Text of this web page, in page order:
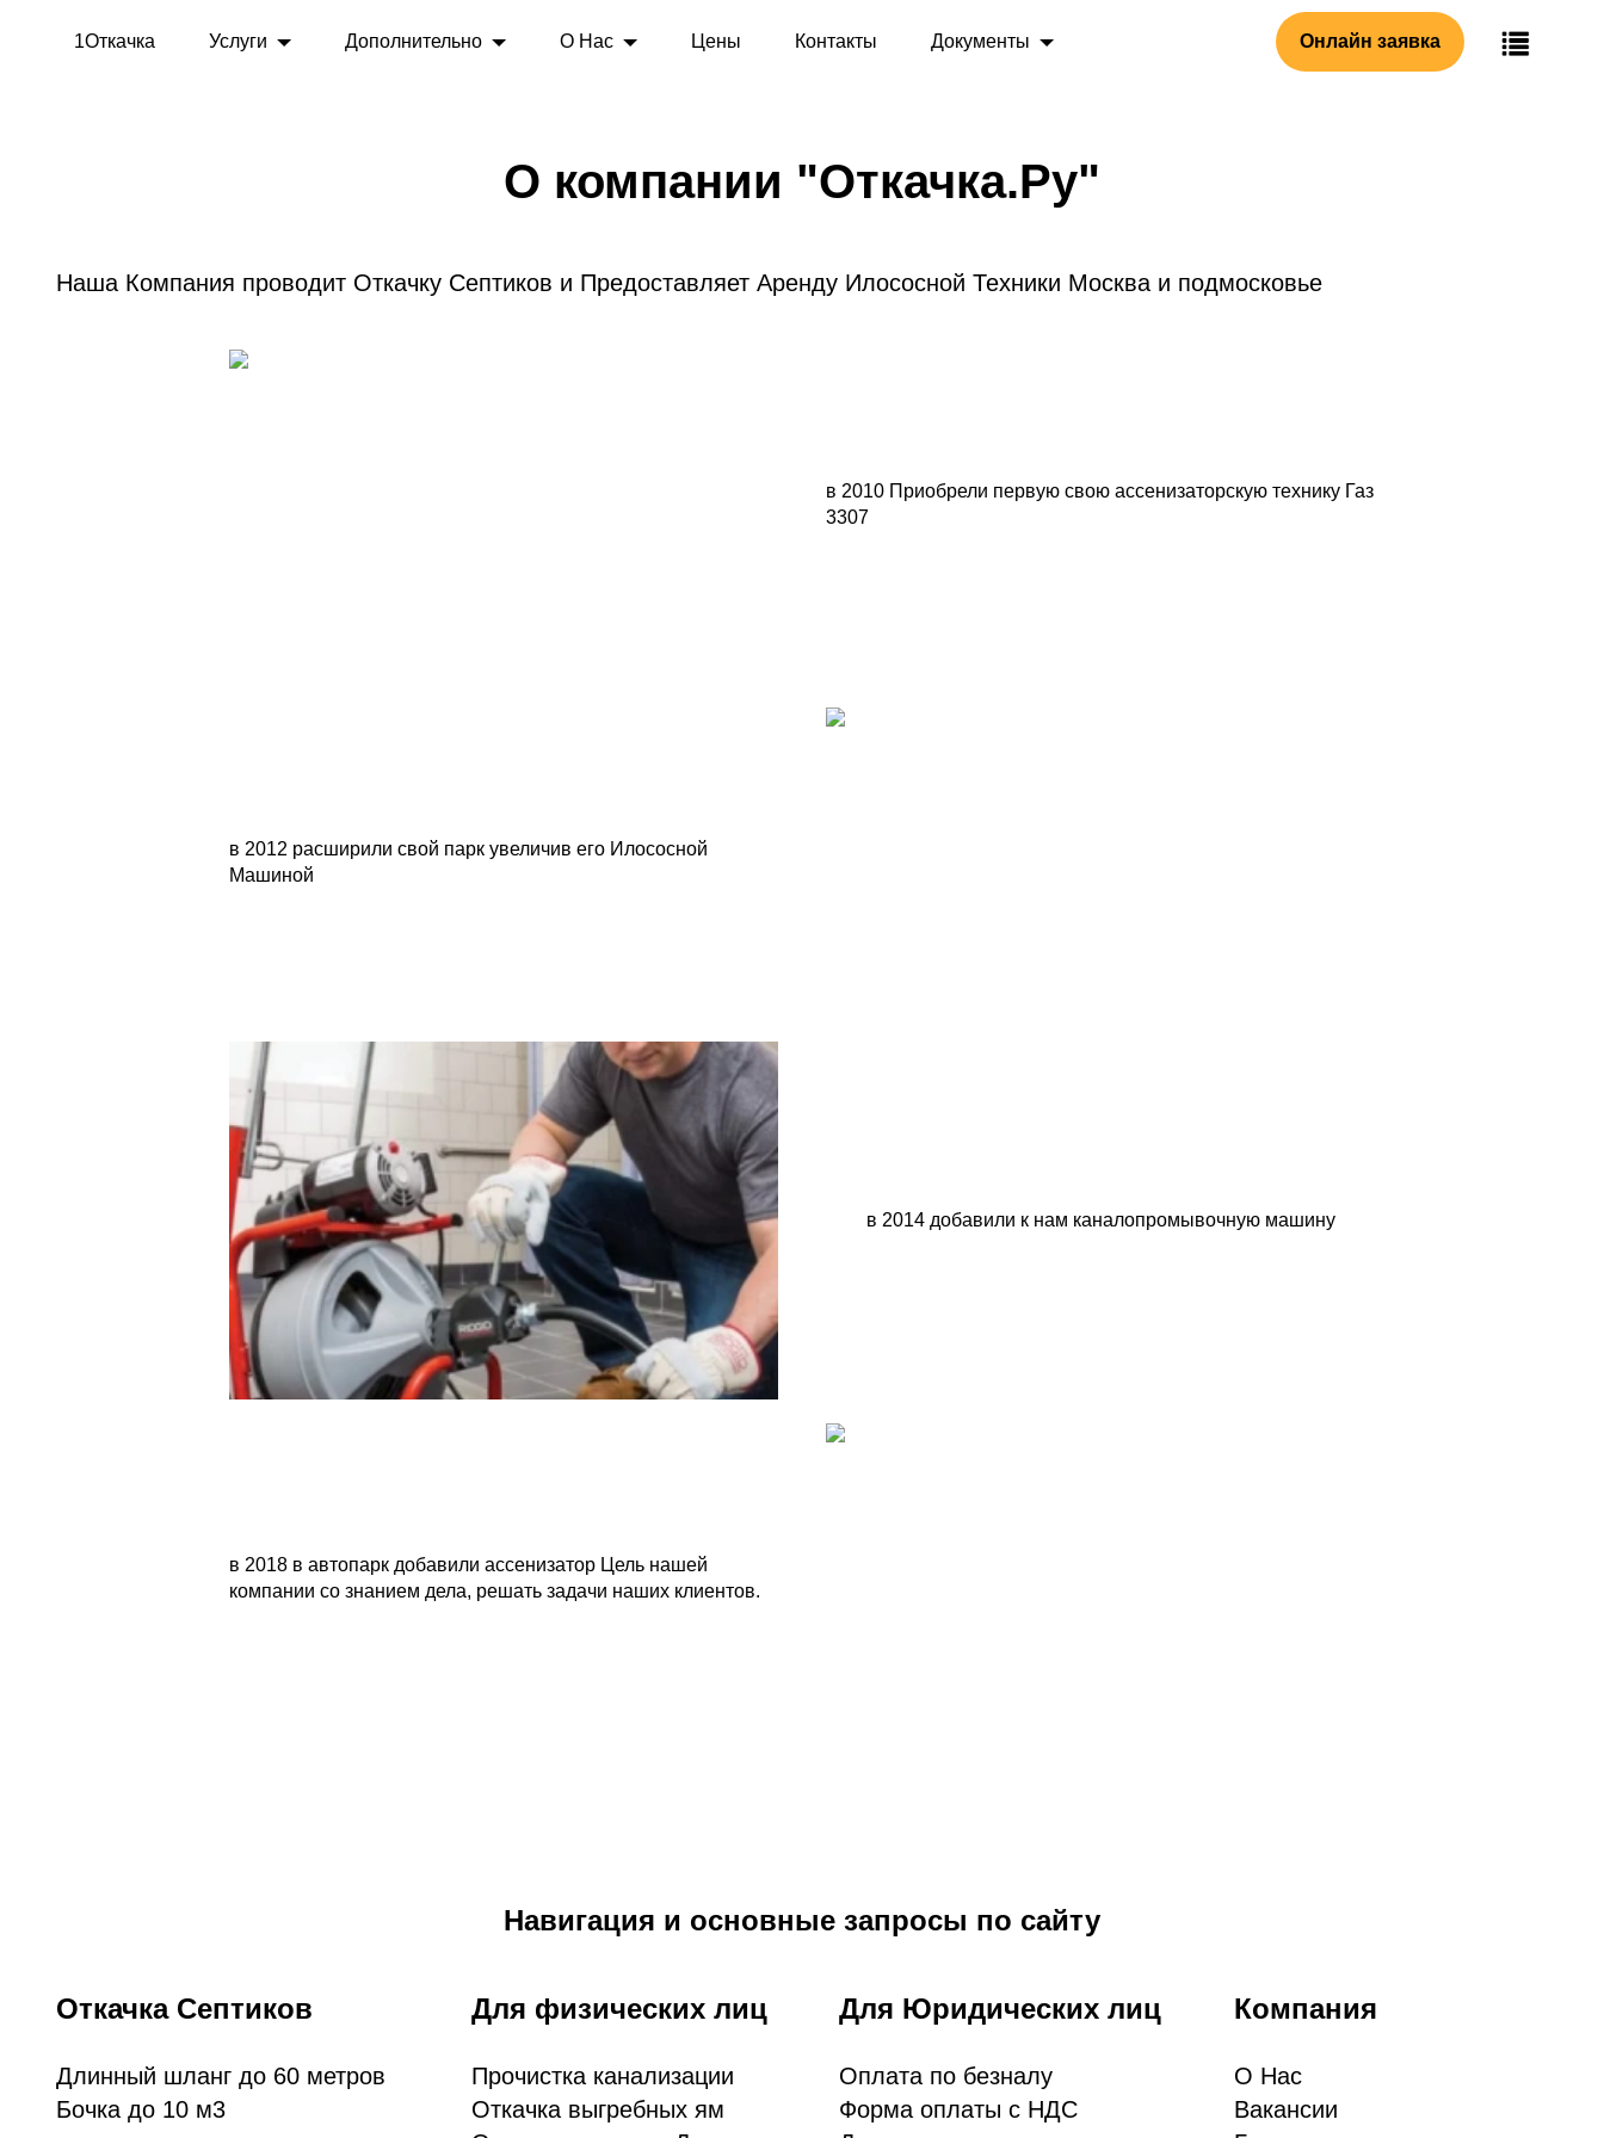
1Откачка Услуги Дополнительно О Нас Цены Контакты Документы Онлайн заявка
О компании "Откачка.Ру"
Наша Компания проводит Откачку Септиков и Предоставляет Аренду Илососной Техники Москва и подмосковье
в 2010 Приобрели первую свою ассенизаторскую технику Газ
3307
в 2012 расширили свой парк увеличив его Илососной
Машиной
в 2014 добавили к нам каналопромывочную машину
в 2018 в автопарк добавили ассенизатор Цель нашей
компании со знанием дела, решать задачи наших клиентов.
Навигация и основные запросы по сайту
Откачка Септиков
Длинный шланг до 60 метров
Бочка до 10 м3
Для физических лиц
Прочистка канализации
Откачка выгребных ям
Для Юридических лиц
Оплата по безналу
Форма оплаты с НДС
Компания
О Нас
Вакансии